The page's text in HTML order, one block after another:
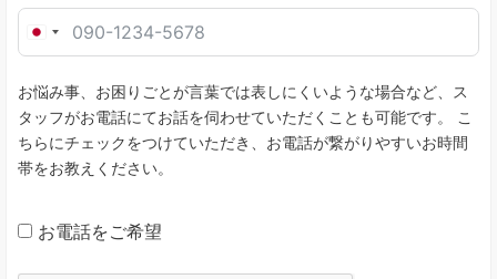
J
p
a
n
+
1
お悩み事、お困りごとが言葉では表しにくいような場合など、ス
タッフがお電話にてお話を伺わせていただくことも可能です。 こ
ちらにチェックをつけていただき、お電話が繋がりやすいお時間
帯をお教えください。
お電話をご希望